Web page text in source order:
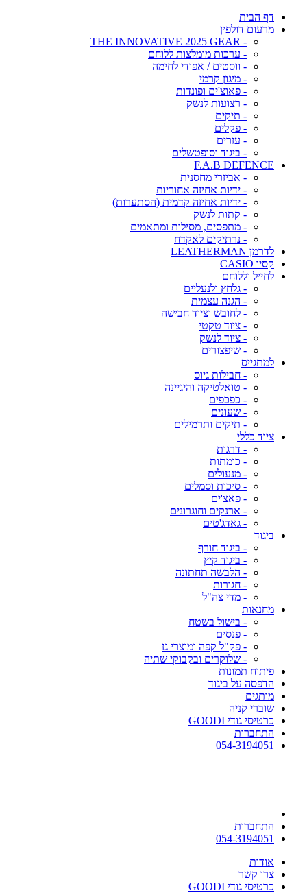
דף הבית
מרעום דולפין
- THE INNOVATIVE 2025 GEAR
- ערכות מומלצות ללוחם
- ווסטים / אפודי לחימה
- מיגון קרמי
- פאוצ'ים ופונדות
- רצועות לנשק
- תיקים
- פקלים
- עזרים
- ביגוד וסופטשלים
F.A.B DEFENCE
- אביזרי מחסנית
- ידיות אחיזה אחוריות
- ידיות אחיזה קדמית (הסתערות)
- קתות לנשק
- מתפסים, מסילות ומתאמים
- נרתיקים לאקדח
לדרמן LEATHERMAN
קסיו CASIO
לחייל וללוחם
- גלחץ ולנעליים
- הגנה עצמית
- לחובש וציוד חבישה
- ציוד טקטי
- ציוד לנשק
- שיפצורים
למתגייס
- חבילות גיוס
- טואלטיקה והיגיינה
- כפכפים
- שעונים
- תיקים ותרמילים
ציוד כללי
- דרגות
- כומתות
- מנעולים
- סיכות וסמלים
- פאצ'ים
- ארנקים וחוגרונים
- גאדג'טים
ביגוד
- ביגוד חורף
- ביגוד קיץ
- הלבשה תחתונה
- חגורות
- מדי צה"ל
מחנאות
- בישול בשטח
- פנסים
- פק"ל קפה ומוצרי גז
- שלוקרים ובקבוקי שתיה
פיתוח תמונות
הדפסה על ביגוד
מותגים
שוברי קניה
כרטיסי גודי GOODI
התחברות
054-3194051
התחברות
054-3194051
אודות
צרו קשר
כרטיסי גודי GOODI